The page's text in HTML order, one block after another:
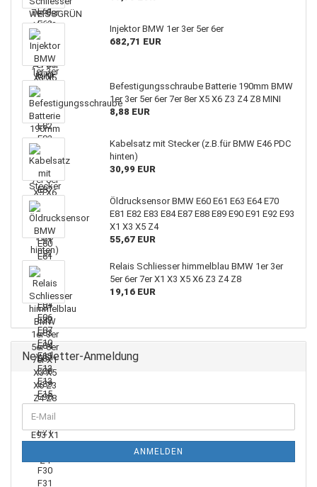
Injektor BMW 1er 3er 5er 6er
682,71 EUR
Befestigungsschraube Batterie 190mm BMW
1er 3er 5er 6er 7er 8er X5 X6 Z3 Z4 Z8 MINI
8,88 EUR
Kabelsatz mit Stecker (z.B.für BMW E46 PDC
hinten)
30,99 EUR
Öldrucksensor BMW E60 E61 E63 E64 E70
E81 E82 E83 E84 E87 E88 E89 E90 E91 E92 E93
X1 X3 X5 Z4
55,67 EUR
Relais Schliesser himmelblau BMW 1er 3er
5er 6er 7er X1 X3 X5 X6 Z3 Z4 Z8
19,16 EUR
Newsletter-Anmeldung
ANMELDEN